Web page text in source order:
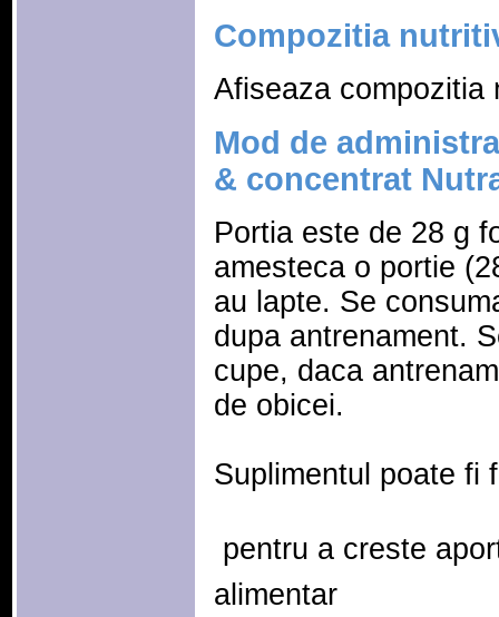
Compozitia
Afiseaza compozitia
Mod de
& concentrat
Portia este de 28 g
amesteca o portie
au lapte. Se
dupa antrenament.
cupe, daca
de obicei.
Suplimentul poate fi
 pentru a creste
alimentar